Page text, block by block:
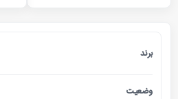
برند
وضعیت